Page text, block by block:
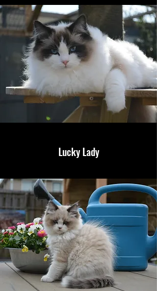
Lucky Lady